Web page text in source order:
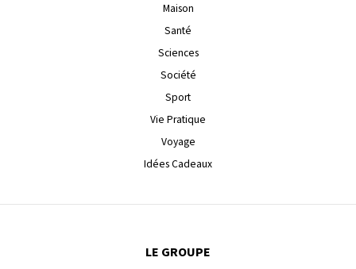
Maison
Santé
Sciences
Société
Sport
Vie Pratique
Voyage
Idées Cadeaux
LE GROUPE